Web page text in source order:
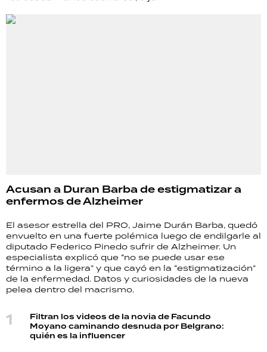
Acusan a Duran Barba de estigmatizar a
enfermos de Alzheimer
El asesor estrella del PRO, Jaime Durán Barba, quedó
envuelto en una fuerte polémica luego de endilgarle al
diputado Federico Pinedo sufrir de Alzheimer. Un
especialista explicó que “no se puede usar ese
término a la ligera” y que cayó en la “estigmatización”
de la enfermedad. Datos y curiosidades de la nueva
pelea dentro del macrismo.
Filtran los videos de la novia de Facundo
Moyano caminando desnuda por Belgrano:
quién es la influencer